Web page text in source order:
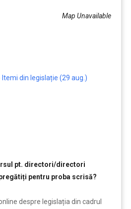
Map Unavailable
din legislație (29 aug.)
pt. directori/directori
pentru proba scrisă?
despre legislația din cadrul